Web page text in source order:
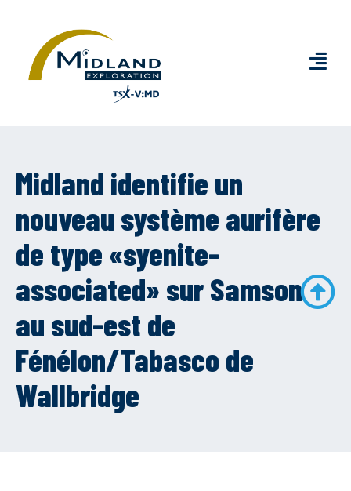
Midland identifie un
nouveau système aurifère
de type «syenite-
associated» sur Samson
au sud-est de
Fénélon/Tabasco de
Wallbridge